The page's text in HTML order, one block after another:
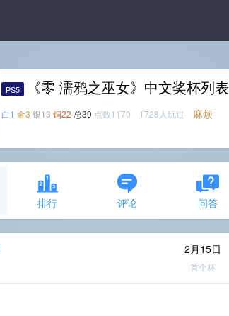
PS5 《零 濡鸦之巫女》中文奖杯列表
白1 金3 银13 铜22 总39 点数1170 1728人玩过 麻烦
排行 评论 问答
2月15日
首个杯